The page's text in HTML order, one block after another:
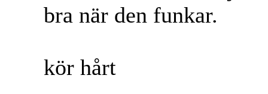
bra när den funkar.
kör hårt